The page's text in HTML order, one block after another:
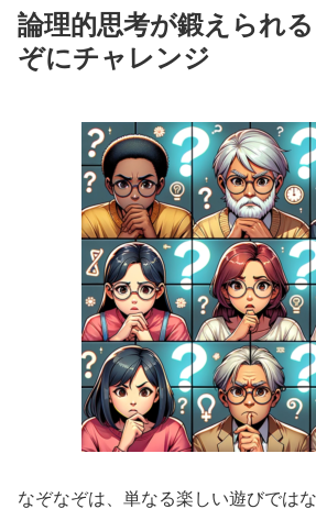
論理的思考が鍛えられ
ぞにチャレンジ
なぞなぞは、単なる楽しい遊びでは